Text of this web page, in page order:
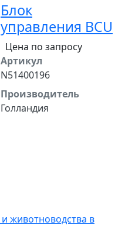
Блок
управления BCU
Цена по запросу
Артикул
N51400196
Производитель
Голландия